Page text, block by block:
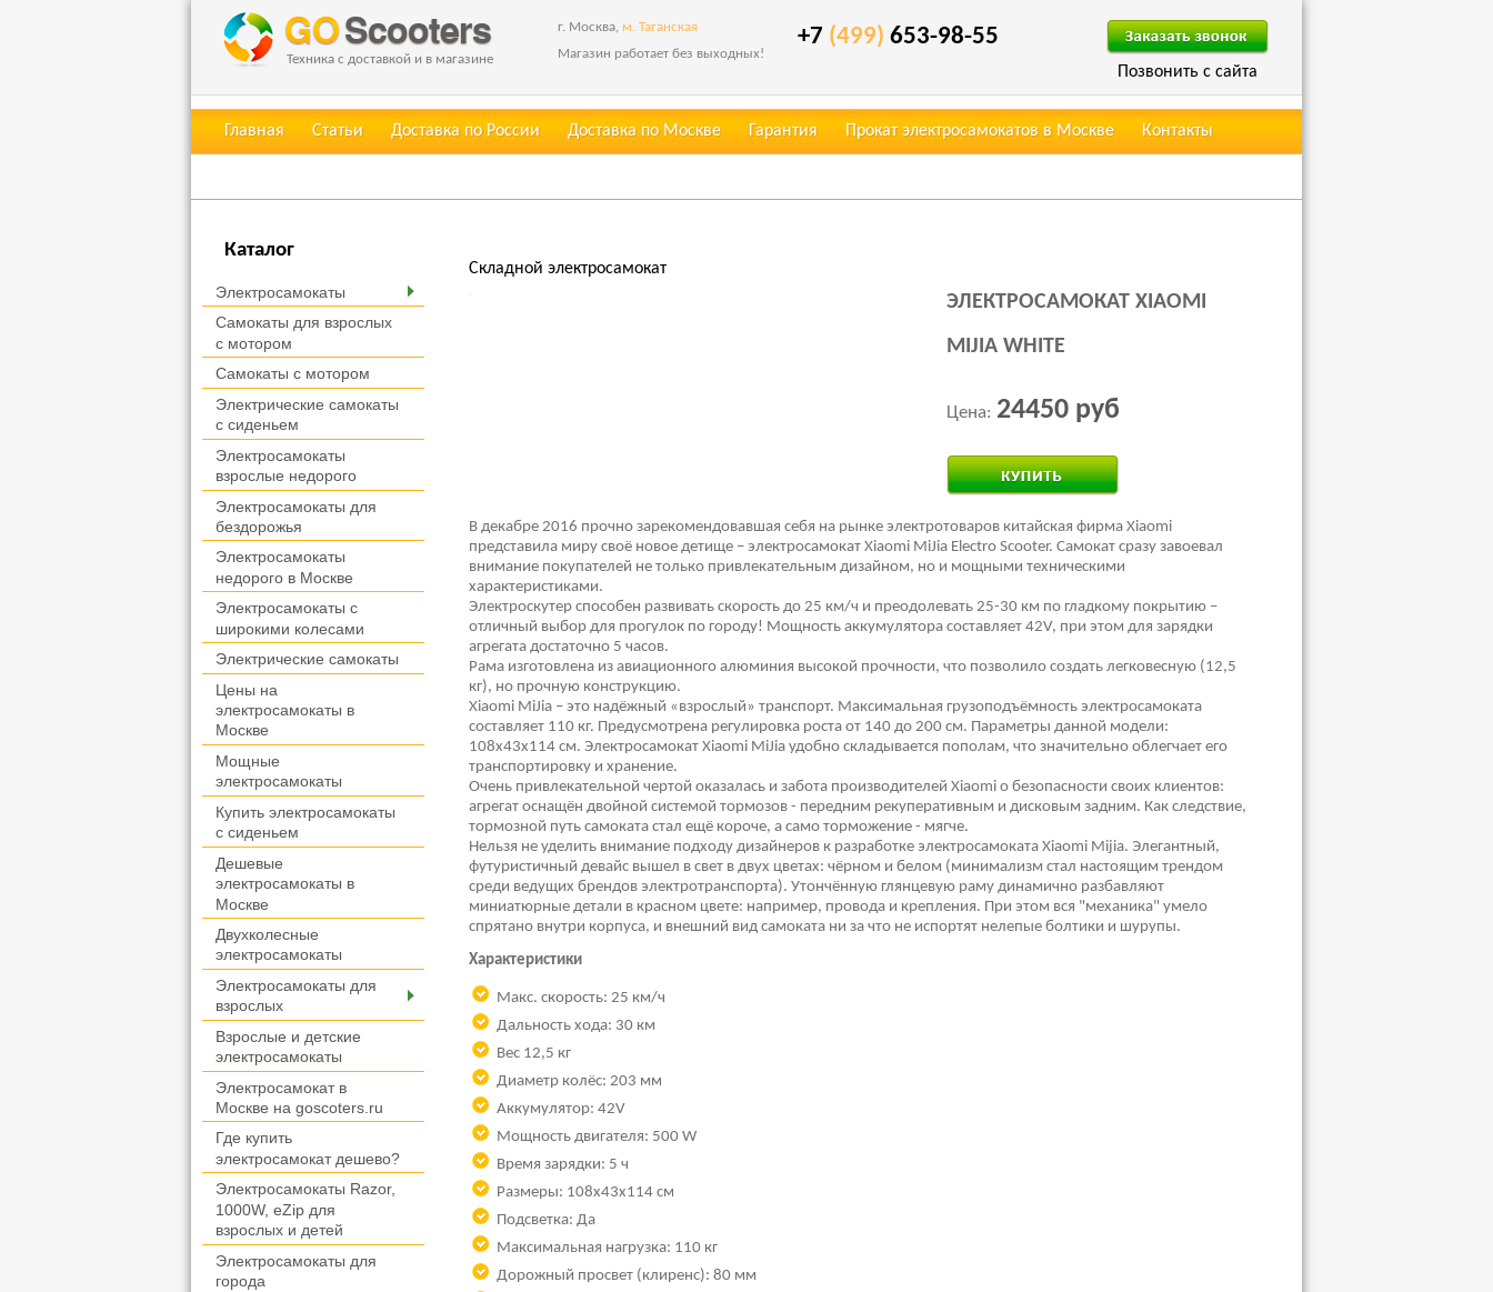
Техника с доставкой и в магазине
Позвонить с сайта
г. Москва, м. Таганская
Магазин работает без выходных!
+7 (499) 653-98-55
Главная Статьи Доставка по России Доставка по Москве Гарантия Прокат электросамокатов в Москве Контакты
Каталог
Электросамокаты
Самокаты для взрослых
с мотором
Самокаты с мотором
Электрические самокаты
с сиденьем
Электросамокаты
взрослые недорого
Электросамокаты для
бездорожья
Электросамокаты
недорого в Москве
Электросамокаты с
широкими колесами
Электрические самокаты
Цены на
электросамокаты в
Москве
Мощные
электросамокаты
Купить электросамокаты
с сиденьем
Дешевые
электросамокаты в
Москве
Двухколесные
электросамокаты
Электросамокаты для
взрослых
Взрослые и детские
электросамокаты
Электросамокат в
Москве на goscoters.ru
Где купить
электросамокат дешево?
Электросамокаты Razor,
1000W, eZip для
взрослых и детей
Электросамокаты для
города
Складной электросамокат
ЭЛЕКТРОСАМОКАТ XIAOMI
MIJIA WHITE
Цена: 24450 руб
В декабре 2016 прочно зарекомендовавшая себя на рынке электротоваров китайская фирма Xiaomi
представила миру своё новое детище – электросамокат Xiaomi MiJia Electro Scooter. Самокат сразу завоевал
внимание покупателей не только привлекательным дизайном, но и мощными техническими
характеристиками.
Электроскутер способен развивать скорость до 25 км/ч и преодолевать 25-30 км по гладкому покрытию –
отличный выбор для прогулок по городу! Мощность аккумулятора составляет 42V, при этом для зарядки
агрегата достаточно 5 часов.
Рама изготовлена из авиационного алюминия высокой прочности, что позволило создать легковесную (12,5
кг), но прочную конструкцию.
Xiaomi MiJia – это надёжный «взрослый» транспорт. Максимальная грузоподъёмность электросамоката
составляет 110 кг. Предусмотрена регулировка роста от 140 до 200 см. Параметры данной модели:
108х43х114 см. Электросамокат Xiaomi MiJia удобно складывается пополам, что значительно облегчает его
транспортировку и хранение.
Очень привлекательной чертой оказалась и забота производителей Xiaomi о безопасности своих клиентов:
агрегат оснащён двойной системой тормозов - передним рекуперативным и дисковым задним. Как следствие,
тормозной путь самоката стал ещё короче, а само торможение - мягче.
Нельзя не уделить внимание подходу дизайнеров к разработке электросамоката Xiaomi Mijia. Элегантный,
футуристичный девайс вышел в свет в двух цветах: чёрном и белом (минимализм стал настоящим трендом
среди ведущих брендов электротранспорта). Утончённую глянцевую раму динамично разбавляют
миниатюрные детали в красном цвете: например, провода и крепления. При этом вся "механика" умело
спрятано внутри корпуса, и внешний вид самоката ни за что не испортят нелепые болтики и шурупы.
Характеристики
Макс. скорость: 25 км/ч
Дальность хода: 30 км
Вес 12,5 кг
Диаметр колёс: 203 мм
Аккумулятор: 42V
Мощность двигателя: 500 W
Время зарядки: 5 ч
Размеры: 108х43х114 см
Подсветка: Да
Максимальная нагрузка: 110 кг
Дорожный просвет (клиренс): 80 мм